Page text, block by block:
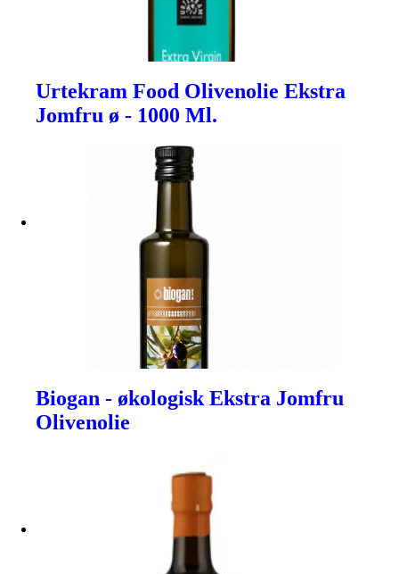
Urtekram Food Olivenolie Ekstra
Jomfru ø - 1000 Ml.
Biogan - økologisk Ekstra Jomfru
Olivenolie